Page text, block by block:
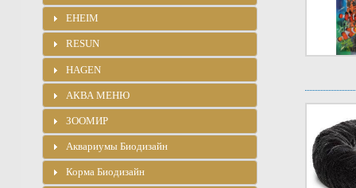
EHEIM
RESUN
HAGEN
АКВА МЕНЮ
ЗООМИР
Аквариумы Биодизайн
Корма Биодизайн